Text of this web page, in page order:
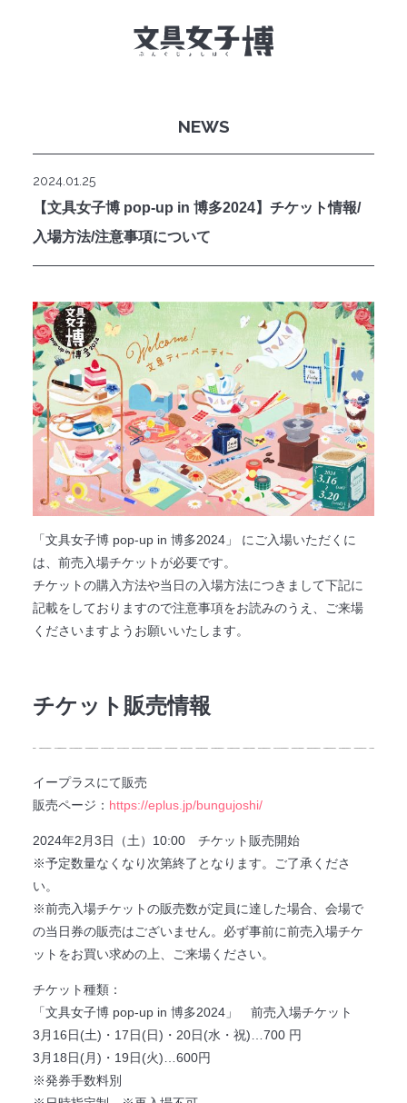
文具女子博とは
NEWS
アイデアコンペ
レポート
法人のみなさまへ
SHARE ME!
NEWS
2024.01.25
【文具女子博 pop-up in 博多2024】チケット情報/
入場方法/注意事項について
「文具女子博 pop-up in 博多2024」 にご入場いただくに
は、前売入場チケットが必要です。
チケットの購入方法や当日の入場方法につきまして下記に
記載をしておりますので注意事項をお読みのうえ、ご来場
くださいますようお願いいたします。
チケット販売情報
イープラスにて販売
販売ページ： https://eplus.jp/bungujoshi/
2024年2月3日（土）10:00 チケット販売開始
※予定数量なくなり次第終了となります。ご了承くださ
い。
※前売入場チケットの販売数が定員に達した場合、会場で
の当日券の販売はございません。必ず事前に前売入場チケ
ットをお買い求めの上、ご来場ください。
チケット種類：
「文具女子博 pop-up in 博多2024」 前売入場チケット
3月16日(土)・17日(日)・20日(水・祝)…700 円
3月18日(月)・19日(火)…600円
※発券手数料別